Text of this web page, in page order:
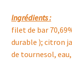
Ingrédients :
filet de bar
durable ); citron
de tournesol, eau,